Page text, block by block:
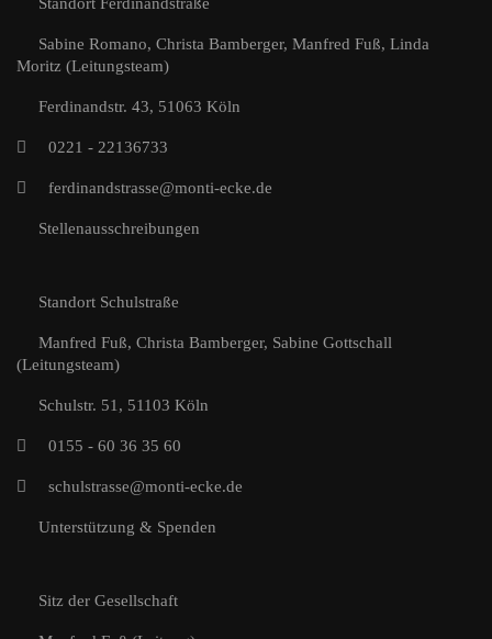
Sabine Romano, Christa Bamberger, Manfred Fuß, Linda
Moritz (Leitungsteam)
Ferdinandstr. 43, 51063 Köln
0221 - 22136733
ferdinandstrasse@monti-ecke.de
Stellenausschreibungen
Standort Schulstraße
Manfred Fuß, Christa Bamberger, Sabine Gottschall
(Leitungsteam)
Schulstr. 51, 51103 Köln
0155 - 60 36 35 60
schulstrasse@monti-ecke.de
Unterstützung & Spenden
Sitz der Gesellschaft